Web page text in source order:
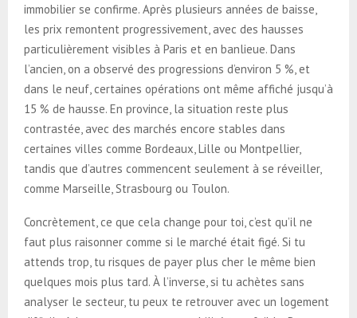
immobilier se confirme. Après plusieurs années de baisse,
les prix remontent progressivement, avec des hausses
particulièrement visibles à Paris et en banlieue. Dans
l’ancien, on a observé des progressions d’environ 5 %, et
dans le neuf, certaines opérations ont même affiché jusqu’à
15 % de hausse. En province, la situation reste plus
contrastée, avec des marchés encore stables dans
certaines villes comme Bordeaux, Lille ou Montpellier,
tandis que d’autres commencent seulement à se réveiller,
comme Marseille, Strasbourg ou Toulon.
Concrètement, ce que cela change pour toi, c’est qu’il ne
faut plus raisonner comme si le marché était figé. Si tu
attends trop, tu risques de payer plus cher le même bien
quelques mois plus tard. À l’inverse, si tu achètes sans
analyser le secteur, tu peux te retrouver avec un logement